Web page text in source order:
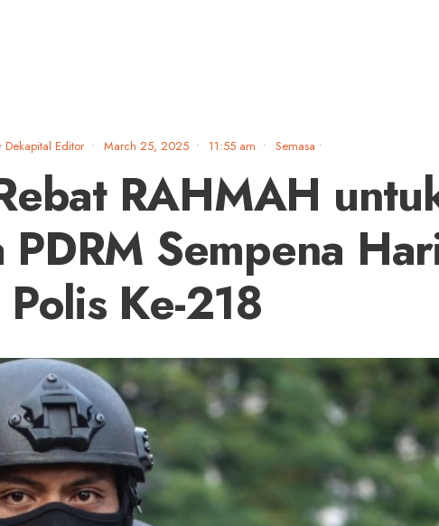
Dekapital Editor • March 25, 2025 • 11:55 am • Semasa •
RAHMAH
Sempena
Polis Ke-218